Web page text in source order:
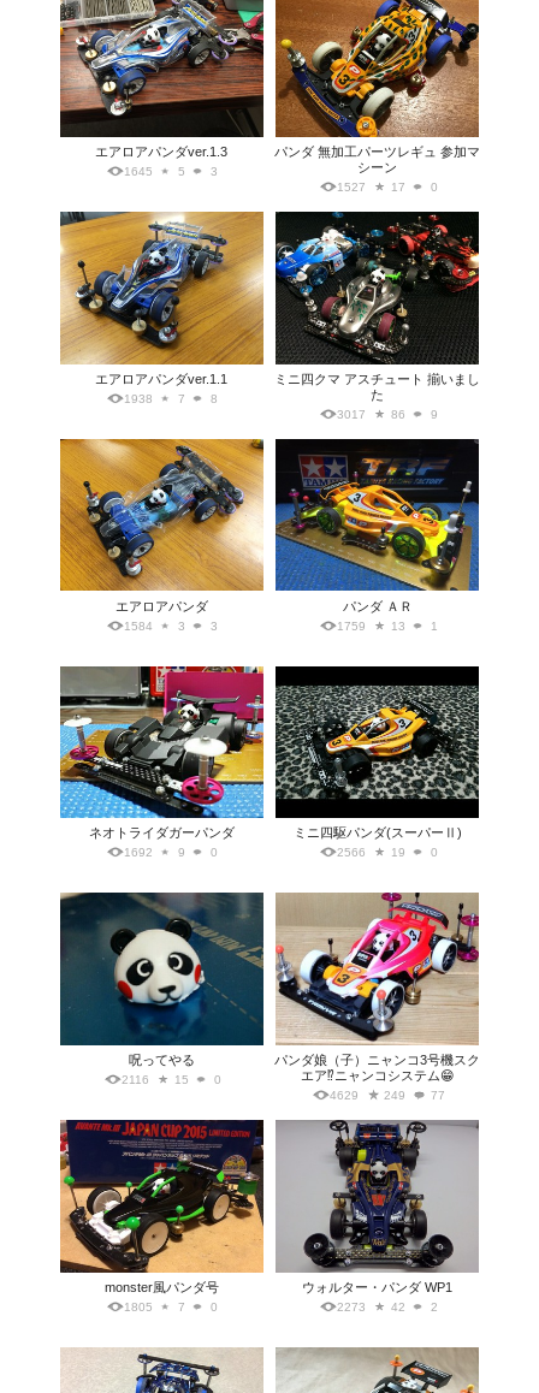
エアロアパンダver.1.3
1645 5 3
パンダ 無加工パーツレギュ 参加マ
シーン
1527 17 0
エアロアパンダver.1.1
1938 7 8
ミニ四クマ アスチュート 揃いまし
た
3017 86 9
エアロアパンダ
1584 3 3
パンダ ＡＲ
1759 13 1
ネオトライダガーパンダ
1692 9 0
ミニ四駆パンダ(スーパーⅡ)
2566 19 0
呪ってやる
2116 15 0
パンダ娘（子）ニャンコ3号機スク
エア⁉️ニャンコシステム😁
4629 249 77
monster風パンダ号
1805 7 0
ウォルター・パンダ WP1
2273 42 2